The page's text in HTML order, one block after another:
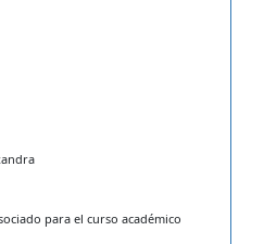
para el curso académico